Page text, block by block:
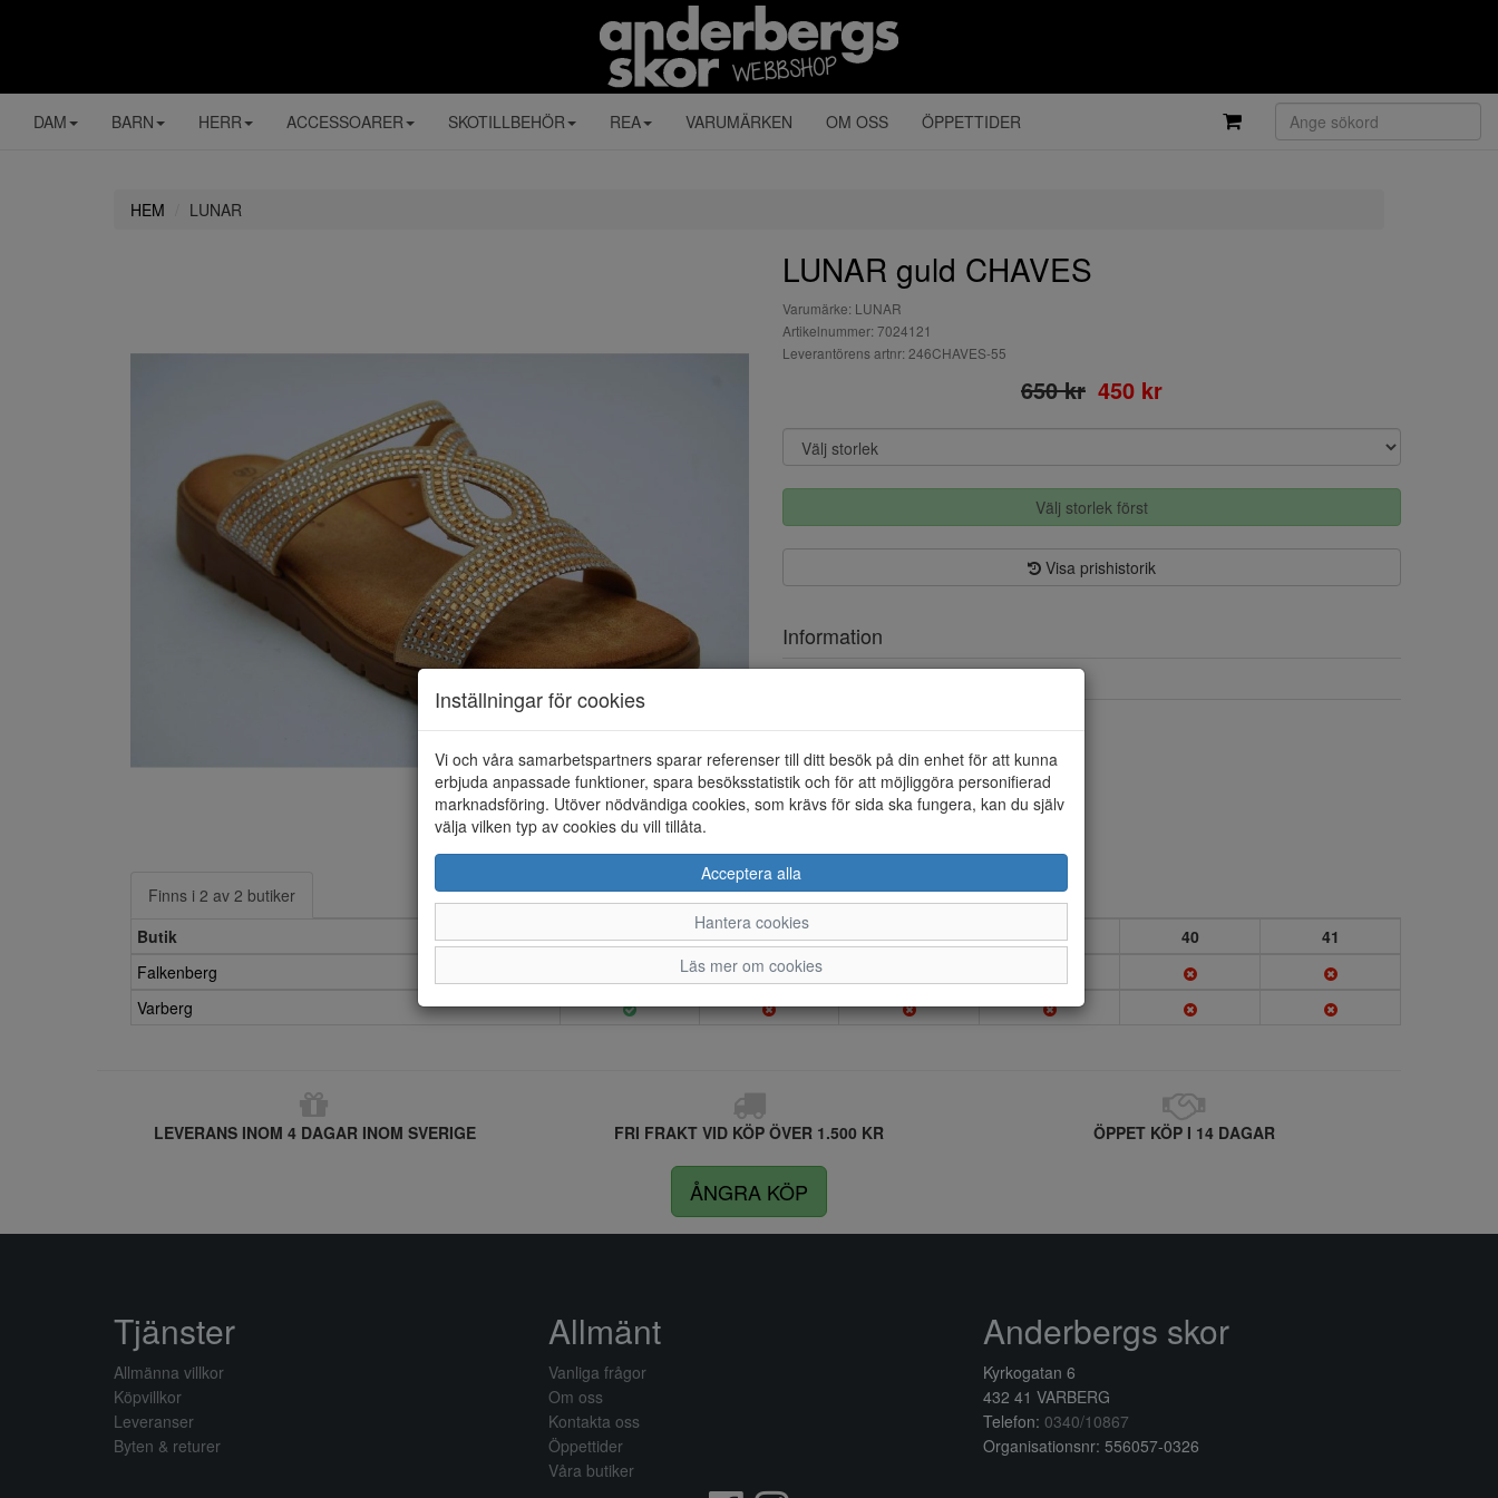
DAM BARN HERR ACCESSOARER SKOTILLBEHÖR REA VARUMÄRKEN OM OSS ÖPPETTIDER
HEM LUNAR
LUNAR guld CHAVES
Varumärke: LUNAR
Artikelnummer: 7024121
Leverantörens artnr: 246CHAVES-55
650 kr 450 kr
Välj storlek först
Visa prishistorik
Information
Finns i 2 av 2 butiker
Butik
36 37 38 39 40
41
Falkenberg
Varberg
LEVERANS INOM 4 DAGAR INOM SVERIGE FRI FRAKT VID KÖP ÖVER 1.500 KR ÖPPET KÖP I 14 DAGAR
ÅNGRA KÖP
Inställningar för cookies
Vi och våra samarbetspartners sparar referenser till ditt besök på din enhet för att kunna
erbjuda anpassade funktioner, spara besöksstatistik och för att möjliggöra personifierad
marknadsföring. Utöver nödvändiga cookies, som krävs för sida ska fungera, kan du själv
välja vilken typ av cookies du vill tillåta.
Acceptera alla
Hantera cookies
Läs mer om cookies
Tjänster
Allmänna villkor
Köpvillkor
Leveranser
Byten & returer
Allmänt
Vanliga frågor
Om oss
Kontakta oss
Öppettider
Våra butiker
Anderbergs skor
Kyrkogatan 6
432 41 VARBERG
Telefon: 0340/10867
Organisationsnr: 556057-0326